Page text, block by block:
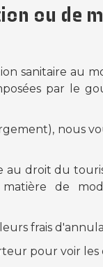
ou de
sanitaire au
par le
nous
au droit du
de
frais
pour voir les